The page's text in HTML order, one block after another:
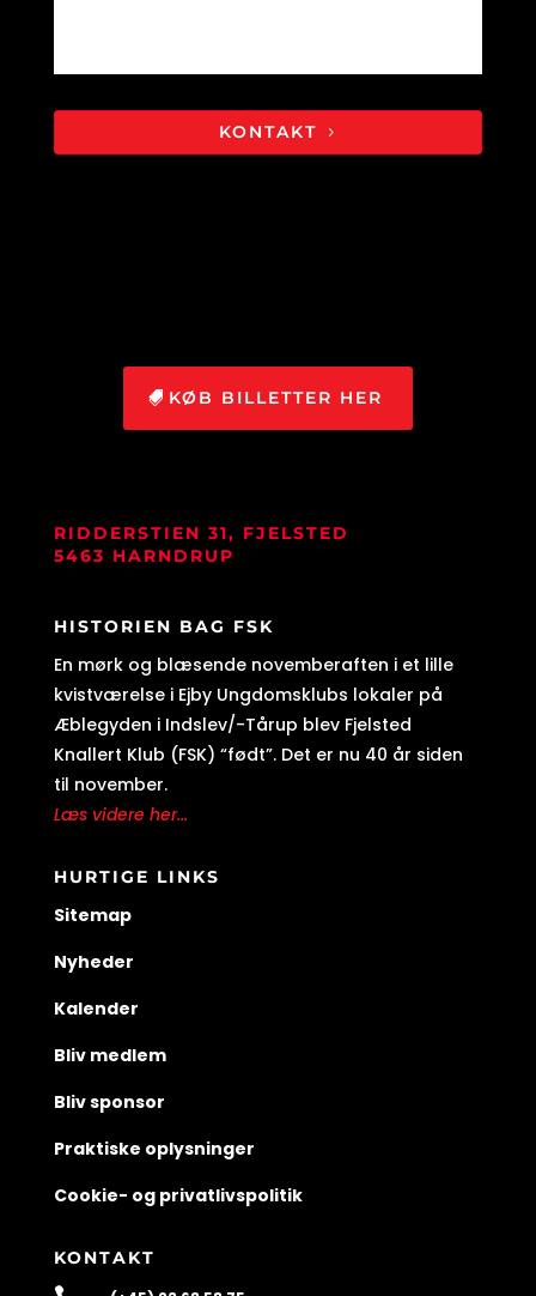
KONTAKT
KØB BILLETTER HER
RIDDERSTIEN 31, FJELSTED
5463 HARNDRUP
HISTORIEN BAG FSK
En mørk og blæsende novemberaften i et lille
kvistværelse i Ejby Ungdomsklubs lokaler på
Æblegyden i Indslev/-Tårup blev Fjelsted
Knallert Klub (FSK) “født”. Det er nu 40 år siden
til november.
Læs videre her...
HURTIGE LINKS
Sitemap
Nyheder
Kalender
Bliv medlem
Bliv sponsor
Praktiske oplysninger
Cookie- og privatlivspolitik
KONTAKT